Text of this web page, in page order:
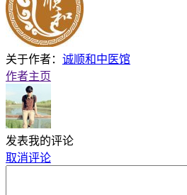
关于作者： 诚顺和中医馆
作者主页
发表我的评论
取消评论